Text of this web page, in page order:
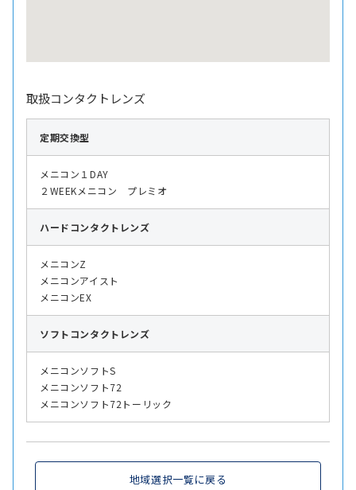
取扱コンタクトレンズ
定期交換型
メニコン１DAY
２WEEKメニコン プレミオ
ハード コンタクトレンズ
メニコンZ
メニコンアイスト
メニコンEX
ソフト コンタクトレンズ
メニコンソフトS
メニコンソフト72
メニコンソフト72トーリック
地域選択一覧に戻る